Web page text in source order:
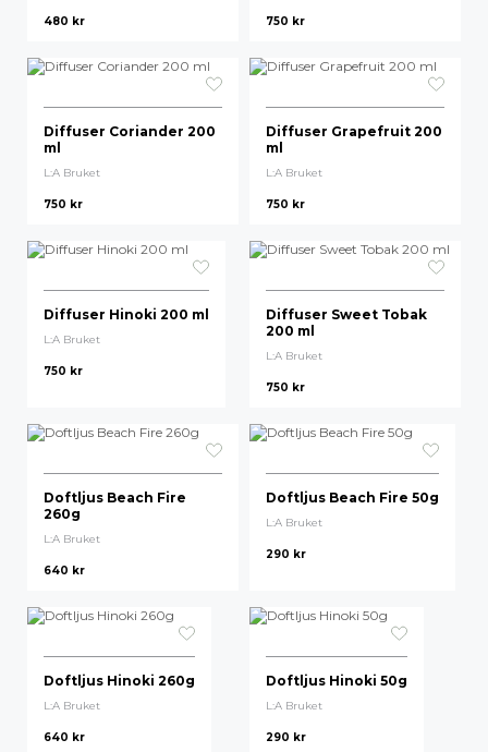
480 kr 750 kr
Diffuser Coriander 200
ml
L:A Bruket
750 kr
Diffuser Grapefruit 200
ml
L:A Bruket
750 kr
Diffuser Hinoki 200 ml
L:A Bruket
750 kr
Diffuser Sweet Tobak
200 ml
L:A Bruket
750 kr
Doftljus Beach Fire
260g
L:A Bruket
640 kr
Doftljus Beach Fire 50g
L:A Bruket
290 kr
Doftljus Hinoki 260g
L:A Bruket
640 kr
Doftljus Hinoki 50g
L:A Bruket
290 kr